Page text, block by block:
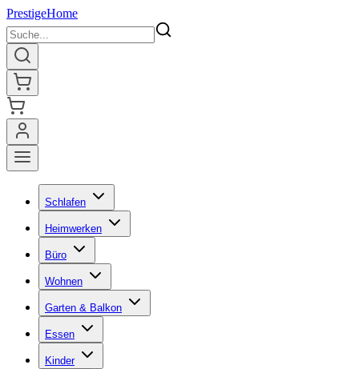
PrestigeHome
Schlafen
Heimwerken
Büro
Wohnen
Garten & Balkon
Essen
Kinder